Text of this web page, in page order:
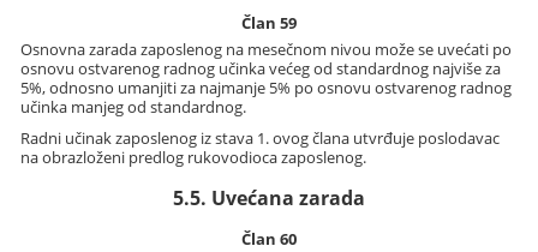
Član 59
Osnovna zarada zaposlenog na mesečnom nivou može se uvećati po
osnovu ostvarenog radnog učinka većeg od standardnog najviše za
5%, odnosno umanjiti za najmanje 5% po osnovu ostvarenog radnog
učinka manjeg od standardnog.
Radni učinak zaposlenog iz stava 1. ovog člana utvrđuje poslodavac
na obrazloženi predlog rukovodioca zaposlenog.
5.5. Uvećana zarada
Član 60